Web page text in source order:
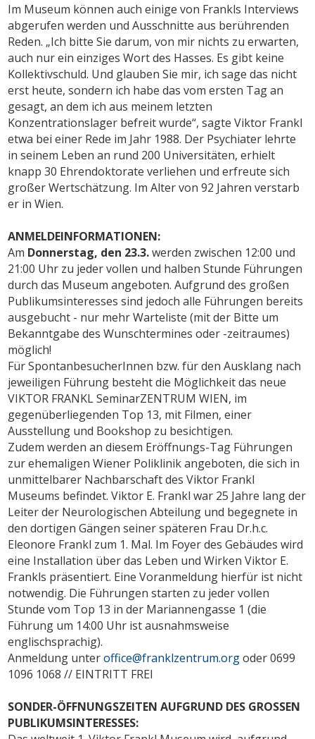
Im Museum können auch einige von Frankls Interviews
abgerufen werden und Ausschnitte aus berührenden
Reden. „Ich bitte Sie darum, von mir nichts zu erwarten,
auch nur ein einziges Wort des Hasses. Es gibt keine
Kollektivschuld. Und glauben Sie mir, ich sage das nicht
erst heute, sondern ich habe das vom ersten Tag an
gesagt, an dem ich aus meinem letzten
Konzentrationslager befreit wurde“, sagte Viktor Frankl
etwa bei einer Rede im Jahr 1988. Der Psychiater lehrte
in seinem Leben an rund 200 Universitäten, erhielt
knapp 30 Ehrendoktorate verliehen und erfreute sich
großer Wertschätzung. Im Alter von 92 Jahren verstarb
er in Wien.
ANMELDEINFORMATIONEN:
Am Donnerstag, den 23.3.werden zwischen 12:00 und
21:00 Uhr zu jeder vollen und halben Stunde Führungen
durch das Museum angeboten. Aufgrund des großen
Publikumsinteresses sind jedoch alle Führungen bereits
ausgebucht - nur mehr Warteliste (mit der Bitte um
Bekanntgabe des Wunschtermines oder -zeitraumes)
möglich!
Für SpontanbesucherInnen bzw. für den Ausklang nach
jeweiligen Führung besteht die Möglichkeit das neue
VIKTOR FRANKL SeminarZENTRUM WIEN, im
gegenüberliegenden Top 13, mit Filmen, einer
Ausstellung und Bookshop zu besichtigen.
Zudem werden an diesem Eröffnungs-Tag Führungen
zur ehemaligen Wiener Poliklinik angeboten, die sich in
unmittelbarer Nachbarschaft des Viktor Frankl
Museums befindet. Viktor E. Frankl war 25 Jahre lang der
Leiter der Neurologischen Abteilung und begegnete in
den dortigen Gängen seiner späteren Frau Dr.h.c.
Eleonore Frankl zum 1. Mal. Im Foyer des Gebäudes wird
eine Installation über das Leben und Wirken Viktor E.
Frankls präsentiert. Eine Voranmeldung hierfür ist nicht
notwendig. Die Führungen starten zu jeder vollen
Stunde vom Top 13 in der Mariannengasse 1 (die
Führung um 14:00 Uhr ist ausnahmsweise
englischsprachig).
Anmeldung unteroffice@franklzentrum.orgoder 0699
1096 1068 // EINTRITT FREI
SONDER-ÖFFNUNGSZEITEN AUFGRUND DES GROSSEN
PUBLIKUMSINTERESSES: